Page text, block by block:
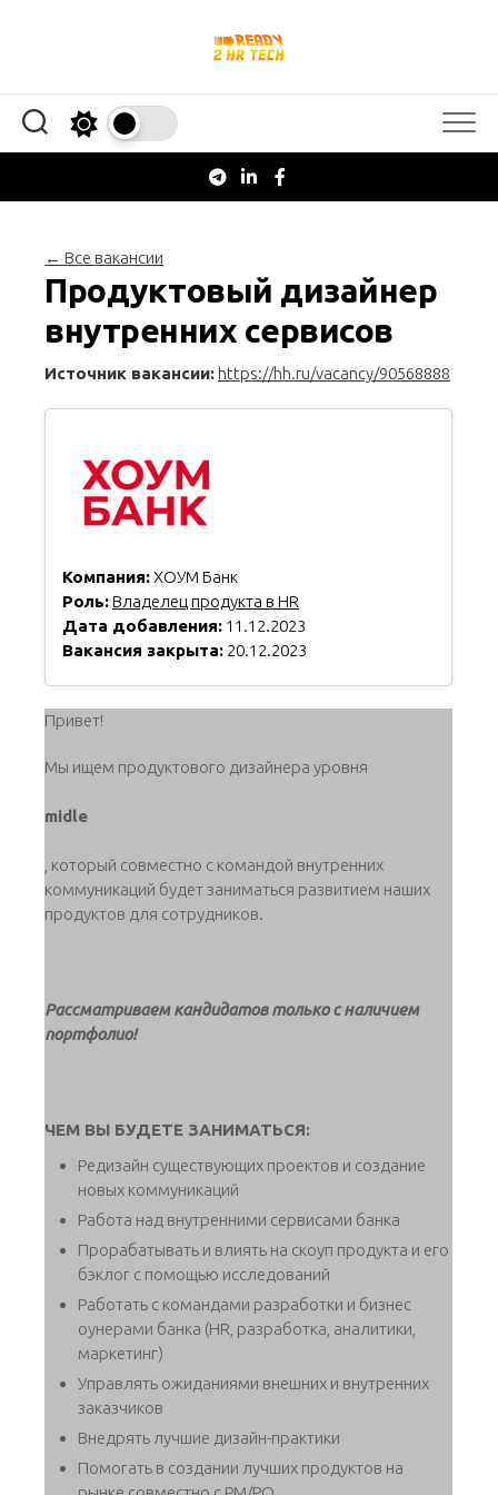
← Все вакансии
Продуктовый дизайнер
внутренних сервисов
Источник вакансии: https://hh.ru/vacancy/90568888
Компания:ХОУМ Банк
Роль:Владелец продукта в HR
Дата добавления: 11.12.2023
Вакансия закрыта: 20.12.2023
Привет!
Мы ищем продуктового дизайнера уровня
midle
, который совместно с командой внутренних
коммуникаций будет заниматься развитием наших
продуктов для сотрудников.
Рассматриваем кандидатов только с наличием
портфолио!
ЧЕМ ВЫ БУДЕТЕ ЗАНИМАТЬСЯ:
Редизайн существующих проектов и создание
новых коммуникаций
Работа над внутренними сервисами банка
Прорабатывать и влиять на скоуп продукта и его
бэклог с помощью исследований
Работать с командами разработки и бизнес
оунерами банка (HR, разработка, аналитики,
маркетинг)
Управлять ожиданиями внешних и внутренних
заказчиков
Внедрять лучшие дизайн-практики
Помогать в создании лучших продуктов на